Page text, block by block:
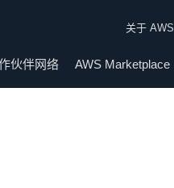
关于 AWS
伙伴网络 AWS Marketplace